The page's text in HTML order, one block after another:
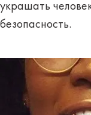
украшать
безопасность.